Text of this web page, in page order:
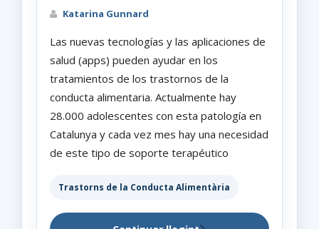
Katarina Gunnard
Las nuevas tecnologías y las aplicaciones de
salud (apps) pueden ayudar en los
tratamientos de los trastornos de la
conducta alimentaria. Actualmente hay
28.000 adolescentes con esta patología en
Catalunya y cada vez mes hay una necesidad
de este tipo de soporte terapéutico
Trastorns de la Conducta Alimentària